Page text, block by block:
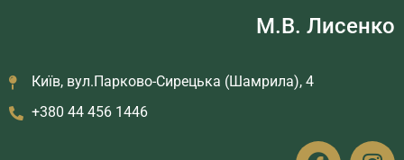
М.В. Лисенко
Київ, вул.Парково-Сирецька (Шамрила), 4
+380 44 456 1446